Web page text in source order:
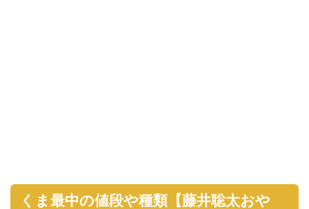
くま最中の値段や種類【藤井聡太おや